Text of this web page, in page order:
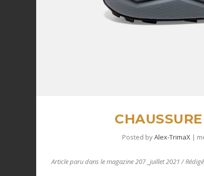
Posted byAlex-TrimaX |
Article paru dans le magazine 207 _juillet 2021 /